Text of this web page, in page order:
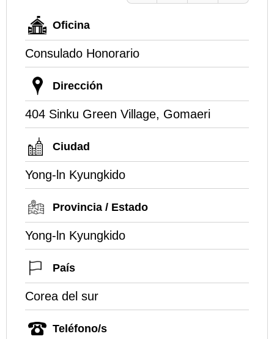
Oficina
Consulado Honorario
Dirección
404 Sinku Green Village, Gomaeri
Ciudad
Yong-ln Kyungkido
Provincia / Estado
Yong-ln Kyungkido
País
Corea del sur
Teléfono/s